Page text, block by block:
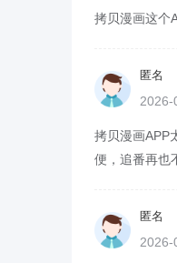
拷贝漫画这个
匿名
2026-
拷贝漫画APP
便，追番再也
匿名
2026-